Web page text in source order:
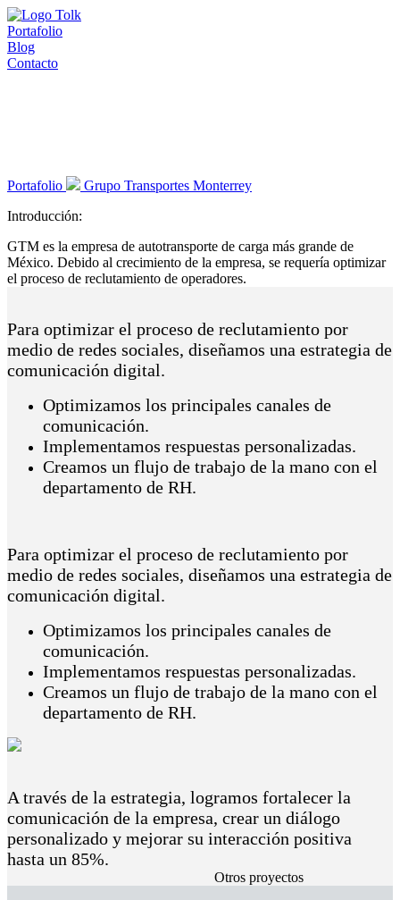
Portafolio
Blog
Contacto
Portafolio
Grupo Transportes Monterrey
Introducción:
GTM es la empresa de autotransporte de carga más grande de
México. Debido al crecimiento de la empresa, se requería optimizar
el proceso de reclutamiento de operadores.
Para optimizar el proceso de reclutamiento por
medio de redes sociales, diseñamos una estrategia de
comunicación digital.
Optimizamos los principales canales de
comunicación.
Implementamos respuestas personalizadas.
Creamos un flujo de trabajo de la mano con el
departamento de RH.
Para optimizar el proceso de reclutamiento por
medio de redes sociales, diseñamos una estrategia de
comunicación digital.
Optimizamos los principales canales de
comunicación.
Implementamos respuestas personalizadas.
Creamos un flujo de trabajo de la mano con el
departamento de RH.
A través de la estrategia, logramos fortalecer la
comunicación de la empresa, crear un diálogo
personalizado y mejorar su interacción positiva
hasta un 85%.
Otros proyectos